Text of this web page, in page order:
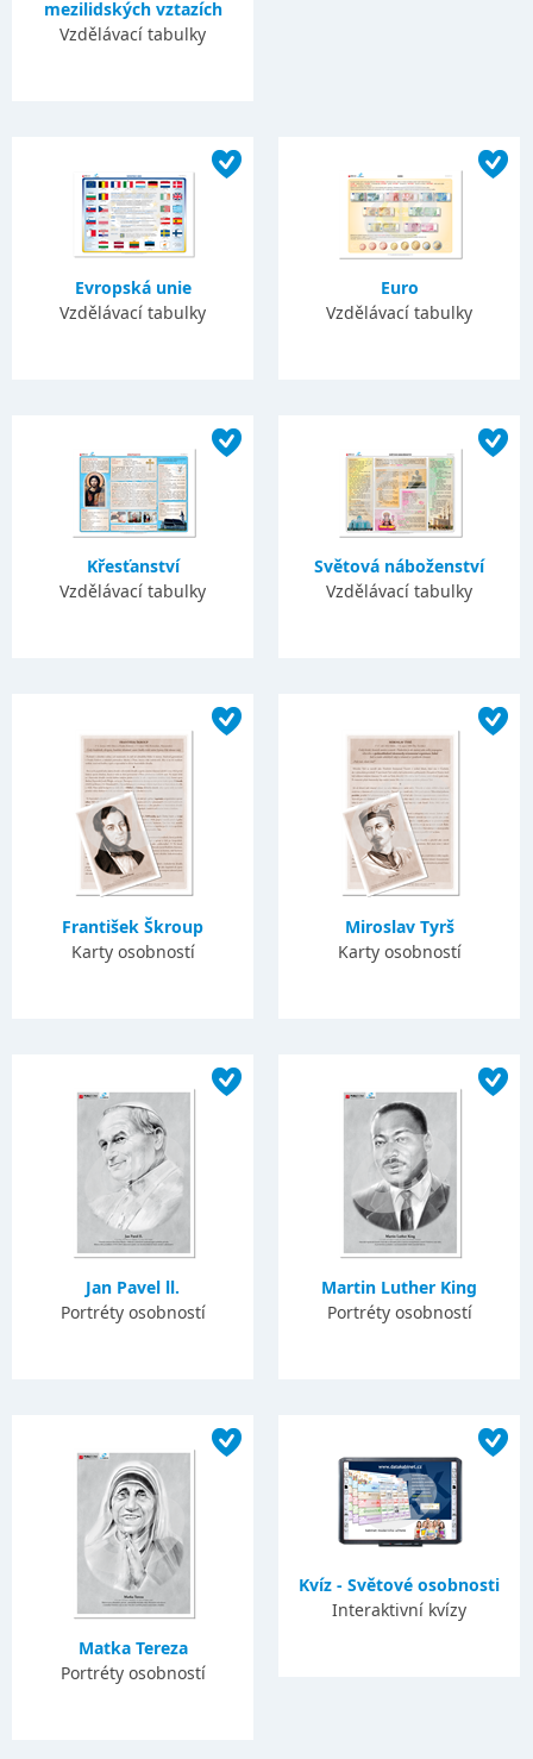
mezilidských vztazích
Vzdělávací tabulky
Evropská unie
Vzdělávací tabulky
Euro
Vzdělávací tabulky
Křesťanství
Vzdělávací tabulky
Světová náboženství
Vzdělávací tabulky
František Škroup
Karty osobností
Miroslav Tyrš
Karty osobností
Jan Pavel ll.
Portréty osobností
Martin Luther King
Portréty osobností
Matka Tereza
Portréty osobností
Kvíz - Světové osobnosti
Interaktivní kvízy